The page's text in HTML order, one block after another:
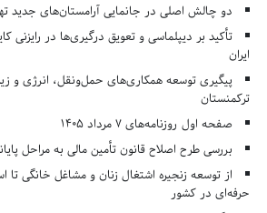
دو چالش اصلی در جانمایی آرامستان‌های جدید
تأکید بر دیپلماسی و تعویق درگیری‌ها در رایزنی
ایران
پیگیری توسعه همکاری‌های حمل‌ونقل، انرژی و
ترکمنستان
صفحه اول روزنامه‌های 7 مرداد 1405
بررسی طرح اصلاح قانون تأمین مالی به مراحل
از توسعه زنجیره اشتغال زنان و مشاغل خانگی تا
حرفه‌ای در کشور